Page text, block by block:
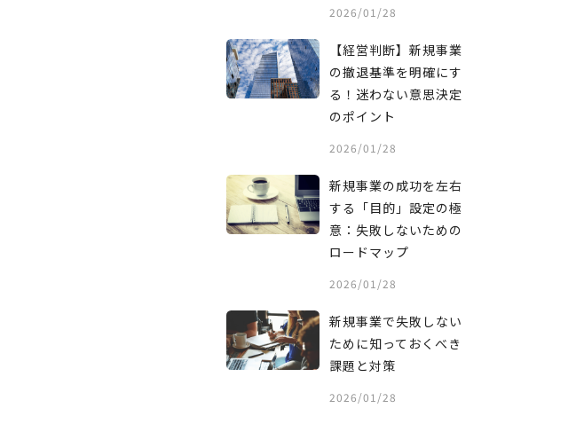
2026/01/28
【経営判断】新規事業
の撤退基準を明確にす
る！迷わない意思決定
のポイント
2026/01/28
新規事業の成功を左右
する「目的」設定の極
意：失敗しないための
ロードマップ
2026/01/28
新規事業で失敗しない
ために知っておくべき
課題と対策
2026/01/28